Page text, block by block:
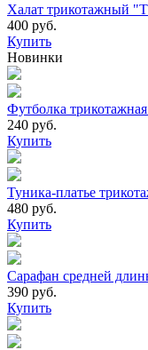
Халат трикотажный
400 руб.
Купить
Новинки
Футболка
240 руб.
Купить
Туника-платье
480 руб.
Купить
Сарафан средней
390 руб.
Купить